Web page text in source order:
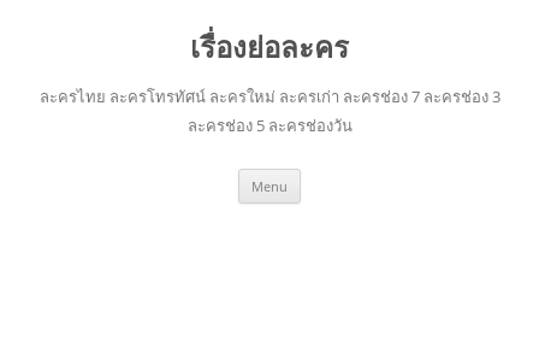
เรื่องย่อละคร
ละครไทย ละครโทรทัศน์ ละครใหม่ ละครเก่า ละครช่อง 7 ละครช่อง 3
ละครช่อง 5 ละครช่องวัน
Menu